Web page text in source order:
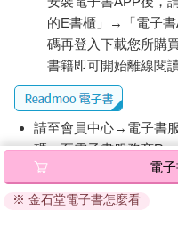
的E書櫃」→「電子
碼再登入下載您所購
書籍即可開始離線閱讀
請至會員中心→電子書
碼』至電子書服務商
退換貨須知：
因版權保護，您在金石
電
※ 金石堂電子書怎麼看